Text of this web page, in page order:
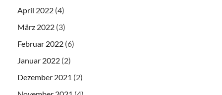
April 2022 (4)
März 2022 (3)
Februar 2022 (6)
Januar 2022 (2)
Dezember 2021 (2)